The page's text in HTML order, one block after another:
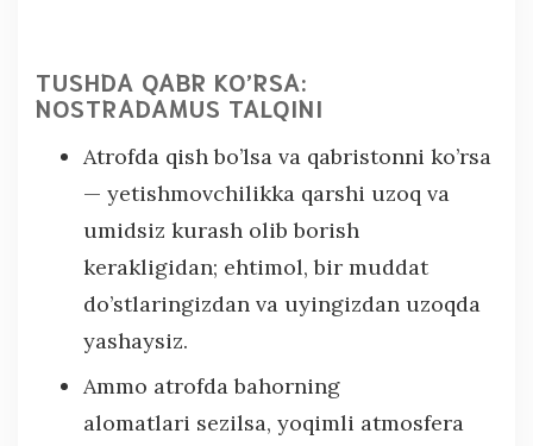
TUSHDA QABR KO’RSA:
NOSTRADAMUS TALQINI
Atrofda qish bo’lsa va qabristonni ko’rsa
— yetishmovchilikka qarshi uzoq va
umidsiz kurash olib borish
kerakligidan; ehtimol, bir muddat
do’stlaringizdan va uyingizdan uzoqda
yashaysiz.
Ammo atrofda bahorning
alomatlari sezilsa, yoqimli atmosfera